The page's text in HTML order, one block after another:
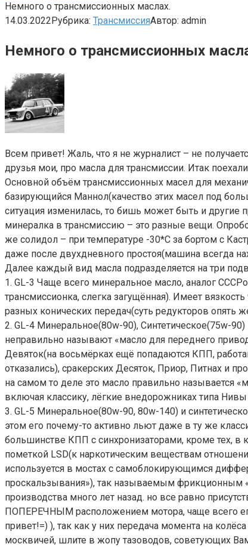
Немного о трансмиссионных маслах.
14.03.2022Рубрика: ТрансмиссияАвтор: admin
Немного о трансмиссионных
Всем привет! Жаль, что я не журналист – не
друзья мои, про масла для трансмиссии. Итак
Основной объём трансмиссионных масел для
базирующийся Маннол(качество этих масел под
ситуация изменилась, то бишь может быть и другие
минералка в трансмиссию – это разные вещи.
же солидол – при температуре -30*С за бортом с
даже после двухдневного простоя(машина всегда
Далее каждый вид масла подразделяется на три
1. GL-3 Чаще всего минеральное масло, аналог
трансмиссионка, слегка загущённая). Имеет
разных конических передач(суть редукторов опять
2. GL-4 Минеральное(80w-90), Синтетическое(75w-
неправильно называют «масло для переднего
Девяток(на восьмёрках ещё попадаются КПП,
отказались), сракерских Десяток, Приор, Питнах и
на самом то деле это масло правильно называется
включая классику, лёгкие внедорожниках типа
3. GL-5 Минеральное(80w-90, 80w-140) и
этом его почему-то активно льют даже в ту же
большинстве КПП с синхронизаторами, кроме тех, в
пометкой LSD(к наркотическим веществам
используется в мостах с самоблокирующимся
проскальзывания»), так называемым фрикционным
производства много лет назад. но все равно
ПОПЕРЕЧНЫМ расположением мотора, чаще всего
привет!=) ), так как у них передача момента на
москвичей, шлите в жопу тазоводов, советующих